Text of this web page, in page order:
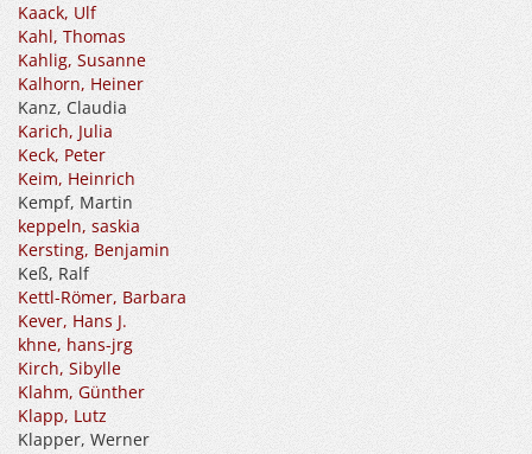
Kaack, Ulf
Kahl, Thomas
Kahlig, Susanne
Kalhorn, Heiner
Kanz, Claudia
Karich, Julia
Keck, Peter
Keim, Heinrich
Kempf, Martin
keppeln, saskia
Kersting, Benjamin
Keß, Ralf
Kettl-Römer, Barbara
Kever, Hans J.
khne, hans-jrg
Kirch, Sibylle
Klahm, Günther
Klapp, Lutz
Klapper, Werner